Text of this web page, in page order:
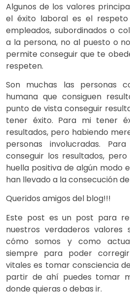
Algunos de los valores
el éxito laboral es el respeto
empleados, subordinados o
a la persona, no al puesto o
permite conseguir que te
respeten.
Son muchas las personas
humana que consiguen
punto de vista conseguir
tener éxito. Para mi tener
resultados, pero habiendo
personas involucradas.
conseguir los resultados,
huella positiva de algún modo
han llevado a la consecución
Queridos amigos del blog!!!
Este post es un post para
nuestros verdaderos
cómo somos y como
siempre para poder corregir
vitales es tomar consciencia
partir de ahí puedes tomar
donde quieras o debas ir.